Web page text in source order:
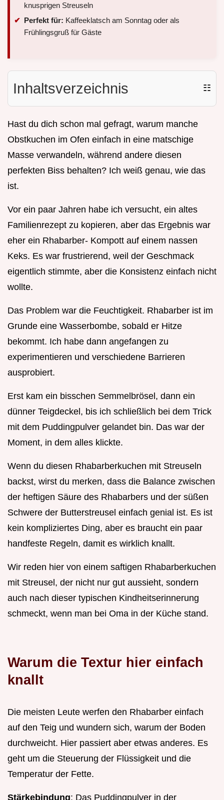
knusprigen Streuseln
Perfekt für: Kaffeeklatsch am Sonntag oder als
Frühlingsgruß für Gäste
Inhaltsverzeichnis ☷
Hast du dich schon mal gefragt, warum manche
Obstkuchen im Ofen einfach in eine matschige
Masse verwandeln, während andere diesen
perfekten Biss behalten? Ich weiß genau, wie das
ist.
Vor ein paar Jahren habe ich versucht, ein altes
Familienrezept zu kopieren, aber das Ergebnis war
eher ein Rhabarber- Kompott auf einem nassen
Keks. Es war frustrierend, weil der Geschmack
eigentlich stimmte, aber die Konsistenz einfach nicht
wollte.
Das Problem war die Feuchtigkeit. Rhabarber ist im
Grunde eine Wasserbombe, sobald er Hitze
bekommt. Ich habe dann angefangen zu
experimentieren und verschiedene Barrieren
ausprobiert.
Erst kam ein bisschen Semmelbrösel, dann ein
dünner Teigdeckel, bis ich schließlich bei dem Trick
mit dem Puddingpulver gelandet bin. Das war der
Moment, in dem alles klickte.
Wenn du diesen Rhabarberkuchen mit Streuseln
backst, wirst du merken, dass die Balance zwischen
der heftigen Säure des Rhabarbers und der süßen
Schwere der Butterstreusel einfach genial ist. Es ist
kein kompliziertes Ding, aber es braucht ein paar
handfeste Regeln, damit es wirklich knallt.
Wir reden hier von einem saftigen Rhabarberkuchen
mit Streusel, der nicht nur gut aussieht, sondern
auch nach dieser typischen Kindheitserinnerung
schmeckt, wenn man bei Oma in der Küche stand.
Warum die Textur hier einfach
knallt
Die meisten Leute werfen den Rhabarber einfach
auf den Teig und wundern sich, warum der Boden
durchweicht. Hier passiert aber etwas anderes. Es
geht um die Steuerung der Flüssigkeit und die
Temperatur der Fette.
Stärkebindung: Das Puddingpulver in der